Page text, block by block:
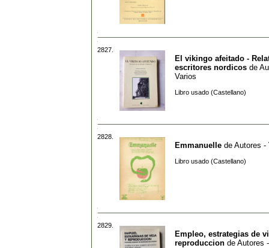
2827.
El vikingo afeitado -
escritores nordicos de
Varios
Libro usado (Castellano)
2828.
Emmanuelle de Autores -
Libro usado (Castellano)
2829.
Empleo, estrategias de
reproduccion de Autores